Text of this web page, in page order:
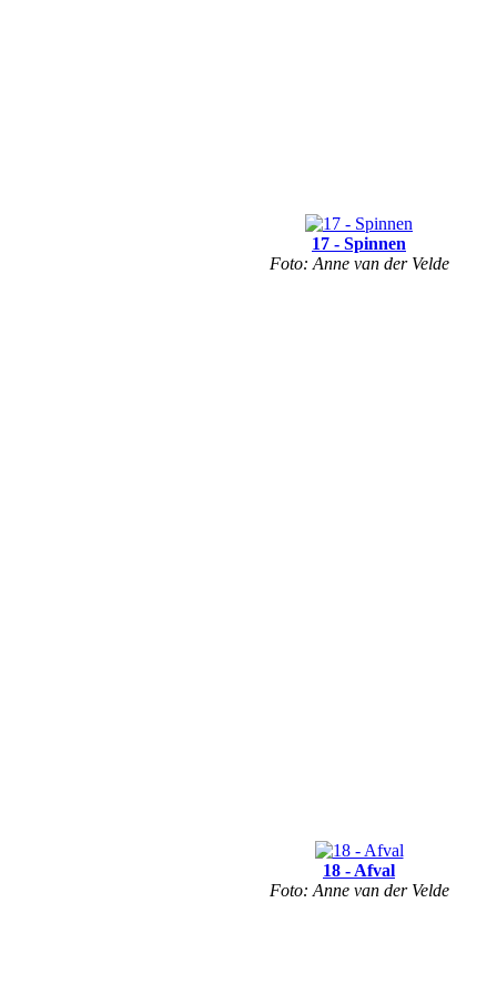
17 - Spinnen
Foto: Anne van der Velde
18 - Afval
Foto: Anne van der Velde